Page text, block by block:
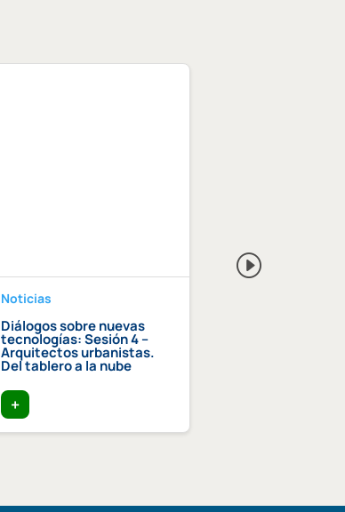
Noticias
Diálogos sobre nuevas
tecnologías: Sesión 4 –
Arquitectos urbanistas.
Del tablero a la nube
+